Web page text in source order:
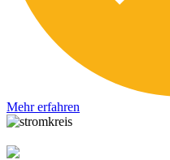
Mehr erfahren